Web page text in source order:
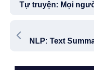
Tự truyện: Mọi